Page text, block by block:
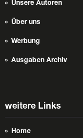
Unsere Autoren
Über uns
Werbung
Ausgaben Archiv
weitere Links
Home